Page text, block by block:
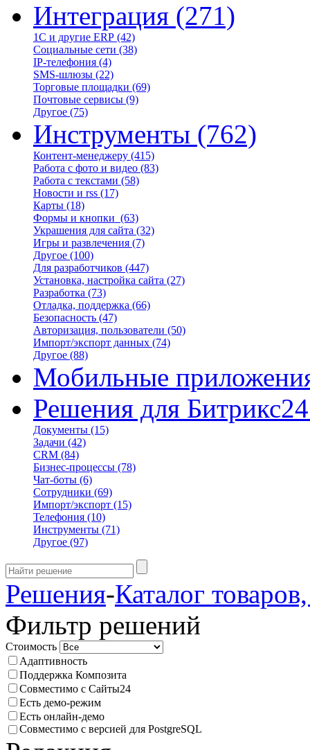
Интеграция (271)
1С и другие ERP (42)
Социальные сети (38)
IP-телефония (4)
SMS-шлюзы (22)
Торговые площадки (69)
Почтовые сервисы (9)
Другое (75)
Инструменты (762)
Контент-менеджеру (415)
Работа с фото и видео (83)
Работа с текстами (58)
Новости и rss (17)
Карты (18)
Формы и кнопки (63)
Украшения для сайта (32)
Игры и развлечения (7)
Другое (100)
Для разработчиков (447)
Установка, настройка сайта (27)
Разработка (73)
Отладка, поддержка (66)
Безопасность (47)
Авторизация, пользователи (50)
Импорт/экспорт данных (74)
Другое (88)
Мобильные
Решения для Битрикс24
Документы (15)
Задачи (42)
CRM (84)
Бизнес-процессы (78)
Чат-боты (6)
Сотрудники (69)
Импорт/экспорт (15)
Телефония (10)
Инструменты (71)
Другое (97)
Решения-Каталог
Фильтр решений
Стоимость
Адаптивность
Поддержка Композита
Совместимо с Сайты24
Есть демо-режим
Есть онлайн-демо
Совместимо с версией для PostgreSQL